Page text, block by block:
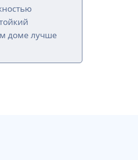
доме лучше